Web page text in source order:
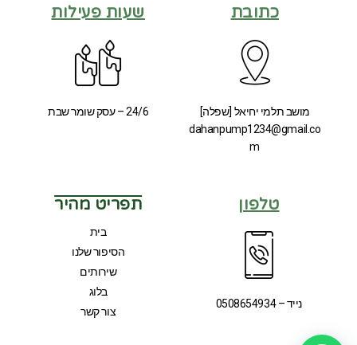
כתובת
מושב תלמי יחיאל [שפלה]
dahanpump1234@gmail.co
m
שעות פעילות
24/6 – עסק שומר שבת
טלפון
נייד – 0508654934
תפריט מהיר
בית
הסיפור שלנו
שירותים
בלוג
צור קשר